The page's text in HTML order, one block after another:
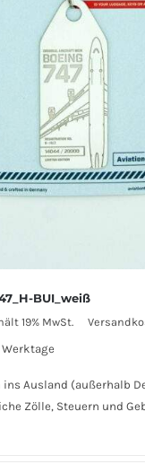
BUI_weiß
19% MwSt.
Werktage
ins Ausland (außerhalb
Zölle, Steuern und